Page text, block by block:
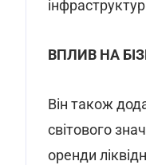
ВПЛИВ НА
Він також
світового
оренди